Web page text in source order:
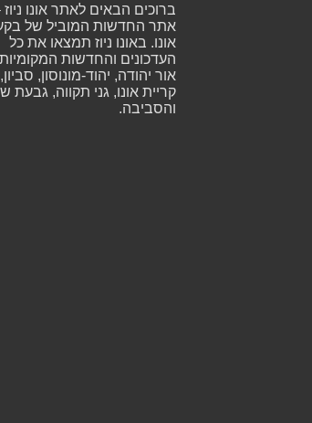
ברוכים הבאים לאתר אונו ניוז
אתר החדשות המוביל של
אונו. באונו ניוז תמצאו את כל
העדכונים והחדשות
אור יהודה, יהוד-מונוסון, סביון,
קריית אונו, גני תקווה, גבעת
והסביבה.